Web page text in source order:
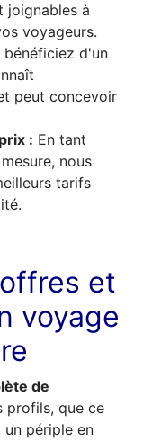
joignables à
voyageurs.
bénéficiez d'un
peut concevoir
: En tant
nous
tarifs
et
voyage
de
profils, que ce
un périple en